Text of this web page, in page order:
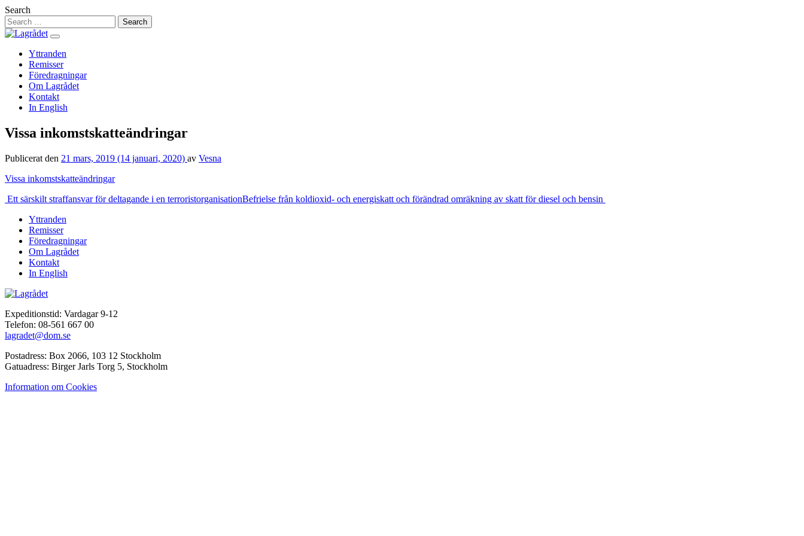
Hoppa
till
innehåll
Search
Yttranden
Remisser
Föredragningar
Om Lagrådet
Kontakt
In English
Vissa inkomstskatteändringar
Publicerat den 21 mars, 2019 (14 januari, 2020) av Vesna
Vissa inkomstskatteändringar
Inläggsnavigering
Ett särskilt straffansvar för deltagande i en terroristorganisationBefrielse från koldioxid- och energiskatt och förändrad omräkning av skatt för diesel och bensin
Yttranden
Remisser
Föredragningar
Om Lagrådet
Kontakt
In English
Expeditionstid: Vardagar 9-12
Telefon: 08-561 667 00
lagradet@dom.se
Postadress: Box 2066, 103 12 Stockholm
Gatuadress: Birger Jarls Torg 5, Stockholm
Information om Cookies